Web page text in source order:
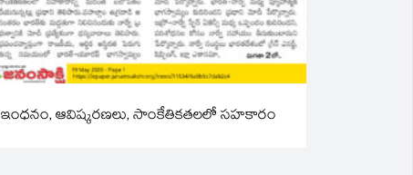
ఇంధనం, ఆవిష్కరణలు, సాంకేతికతలలో సహకారం